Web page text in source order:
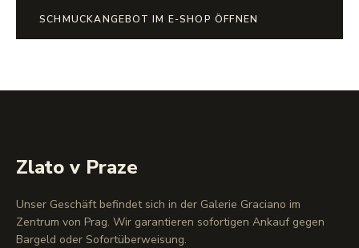
SCHMUCKANGEBOT IM E-SHOP ÖFFNEN
Zlato v Praze
Unser Geschäft befindet sich in der Galerie Graciano im
Zentrum von Prag. Wir garantieren sofortigen Ankauf gegen
Bargeld oder Sofortüberweisung.